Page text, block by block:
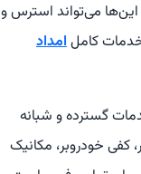
این‌ها می‌تواند استرس و
خدمات کاملامداد
گسترده و شبانه
کفی خودروبر، مکانیک